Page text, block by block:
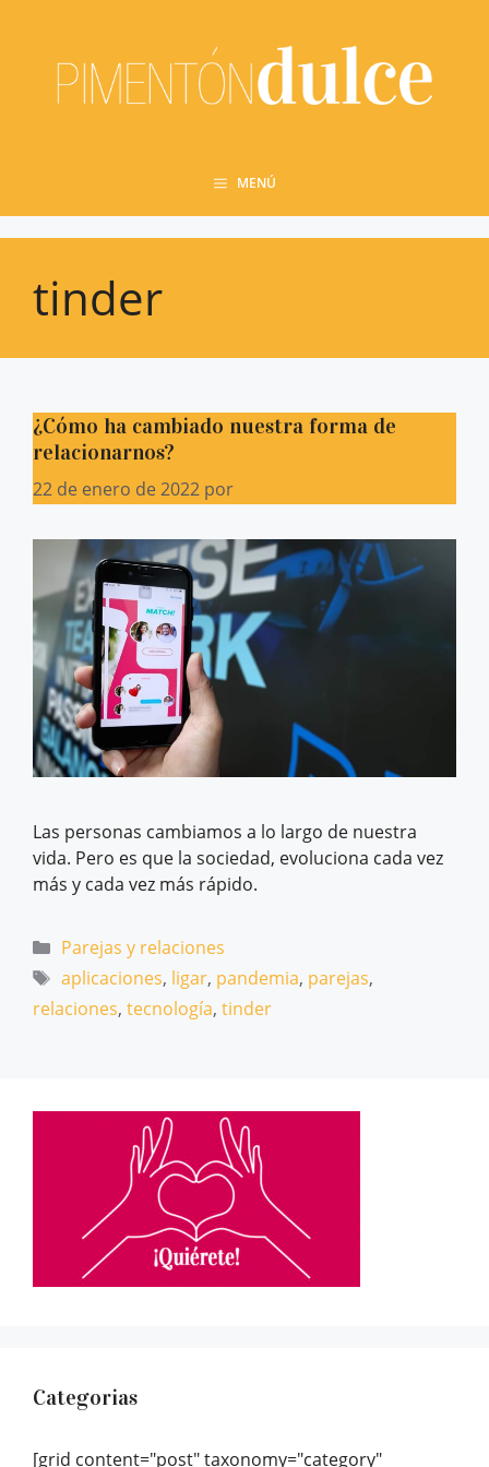
contenido
MENÚ
tinder
¿Cómo ha cambiado nuestra forma de
relacionarnos?
22 de enero de 2022 por
Las personas cambiamos a lo largo de nuestra
vida. Pero es que la sociedad, evoluciona cada vez
más y cada vez más rápido.
Categorías
Parejas y relaciones
Etiquetas
aplicaciones, ligar, pandemia, parejas,
relaciones, tecnología, tinder
Categorias
[grid content="post" taxonomy="category"